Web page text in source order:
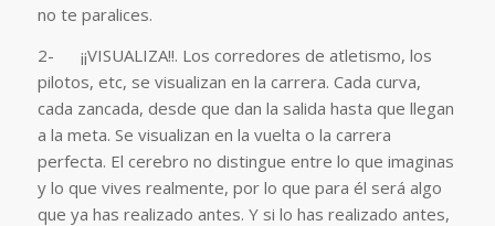
no te paralices.
2- ¡¡VISUALIZA!!. Los corredores de atletismo, los
pilotos, etc, se visualizan en la carrera. Cada curva,
cada zancada, desde que dan la salida hasta que llegan
a la meta. Se visualizan en la vuelta o la carrera
perfecta. El cerebro no distingue entre lo que imaginas
y lo que vives realmente, por lo que para él será algo
que ya has realizado antes. Y si lo has realizado antes,